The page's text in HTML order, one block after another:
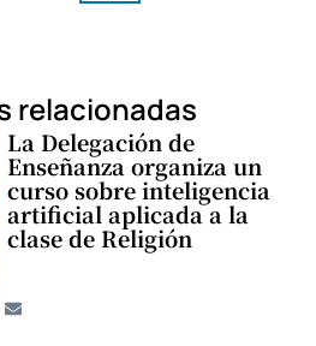
relacionadas
La Delegación de
Enseñanza organiza un
curso sobre inteligencia
artificial aplicada a la
clase de Religión